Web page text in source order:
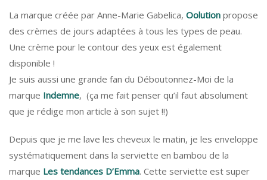
La marque créée par Anne-Marie Gabelica, Oolution propose
des crèmes de jours adaptées à tous les types de peau.
Une crème pour le contour des yeux est également
disponible !
Je suis aussi une grande fan du Déboutonnez-Moi de la
marque Indemne, (ça me fait penser qu’il faut absolument
que je rédige mon article à son sujet !!)
Depuis que je me lave les cheveux le matin, je les enveloppe
systématiquement dans la serviette en bambou de la
marque Les tendances D’Emma. Cette serviette est super